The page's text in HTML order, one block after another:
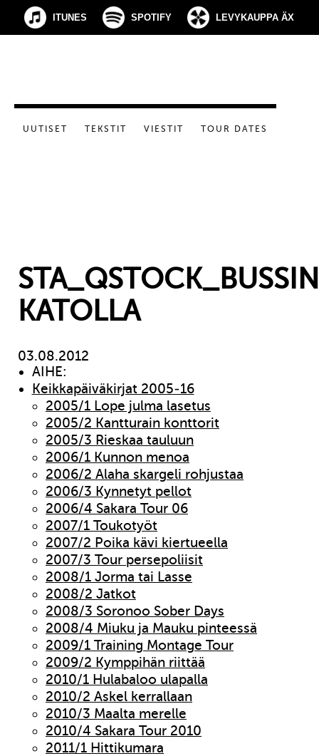
ITUNES SPOTIFY LEVYKAUPPA ÄX
UUTISET TEKSTIT VIESTIT TOUR DATES
KATOLLA
03.08.2012
AIHE:
Keikkapäiväkirjat 2005-16
2005/1 Lope julma lasetus
2005/2 Kantturain konttorit
2005/3 Rieskaa tauluun
2006/1 Kunnon menoa
2006/2 Alaha skargeli rohjustaa
2006/3 Kynnetyt pellot
2006/4 Sakara Tour 06
2007/1 Toukotyöt
2007/2 Poika kävi kiertueella
2007/3 Tour persepoliisit
2008/1 Jorma tai Lasse
2008/2 Jatkot
2008/3 Soronoo Sober Days
2008/4 Miuku ja Mauku pinteessä
2009/1 Training Montage Tour
2009/2 Kymppihän riittää
2010/1 Hulabaloo ulapalla
2010/2 Askel kerrallaan
2010/3 Maalta merelle
2010/4 Sakara Tour 2010
2011/1 Hittikumara